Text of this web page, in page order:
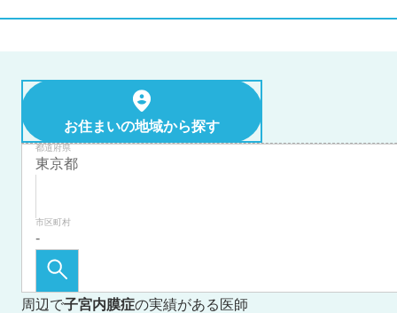
お住まいの地域から探す
都道府県
市区町村
周辺で子宮内膜症の実績がある医師